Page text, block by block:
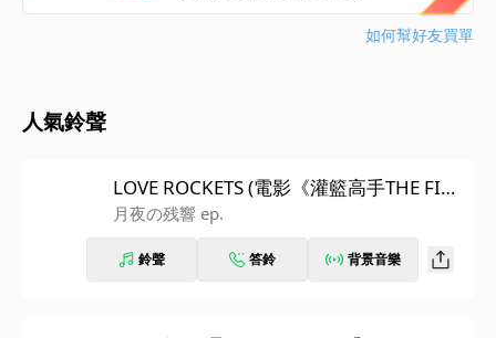
如何幫好友買單
人氣鈴聲
LOVE ROCKETS (電影《灌籃高手THE FIRS
T SLAM DUNK》片頭曲)
月夜の残響 ep.
鈴聲 答鈴 背景音樂